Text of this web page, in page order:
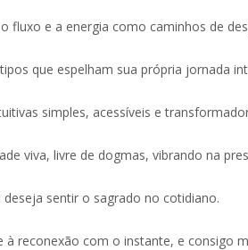
fluxo e a energia como caminhos de
que espelham sua própria jornada
simples, acessíveis e
viva, livre de dogmas, vibrando na
deseja sentir o sagrado no cotidiano.
à reconexão com o instante, e consigo